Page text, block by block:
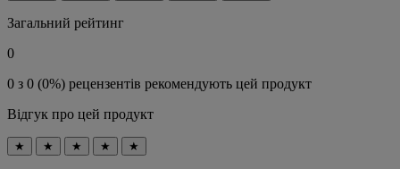
Загальний рейтинг
0
0 з 0 (0%) рецензентів рекомендують цей продукт
Відгук про цей продукт
★ ★ ★ ★ ★